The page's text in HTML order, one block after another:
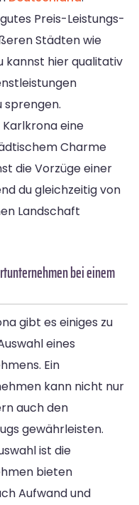
Preis-Leistungs-
Städten wie
kannst hier qualitativ
sprengen.
eine
Charme
die Vorzüge einer
du gleichzeitig von
Landschaft
bei einem
gibt es einiges zu
eines
Ein
kann nicht nur
auch den
gewährleisten.
ist die
bieten
Aufwand und